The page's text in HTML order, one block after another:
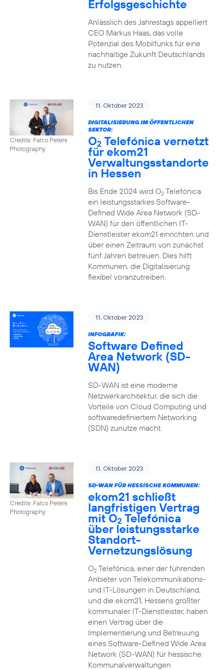
Erfolgsgeschichte
Anlässlich des Jahrestags appelliert
CEO Markus Haas, das volle
Potenzial des Mobilfunks für eine
nachhaltige Zukunft Deutschlands
zu nutzen.
Credits: Falco Peters
Photography
11. Oktober 2023
DIGITALISIERUNG IM ÖFFENTLICHEN
SEKTOR:
O2 Telefónica vernetzt
für ekom21
Verwaltungsstandorte
in Hessen
Bis Ende 2024 wird O2Telefónica
ein leistungsstarkes Software-
Defined Wide Area Network (SD-
WAN) für den öffentlichen IT-
Dienstleister ekom21 einrichten und
über einen Zeitraum von zunächst
fünf Jahren betreuen. Dies hilft
Kommunen, die Digitalisierung
flexibel voranzutreiben.
11. Oktober 2023
INFOGRAFIK:
Software Defined
Area Network (SD-
WAN)
SD-WAN ist eine moderne
Netzwerkarchitektur, die sich die
Vorteile von Cloud Computing und
softwaredefiniertem Networking
(SDN) zunutze macht.
Credits: Falco Peters
Photography
11. Oktober 2023
SD-WAN FÜR HESSISCHE KOMMUNEN:
ekom21 schließt
langfristigen Vertrag
mit O2 Telefónica
über leistungsstarke
Standort-
Vernetzungslösung
O2Telefónica, einer der führenden
Anbieter von Telekommunikations-
und IT-Lösungen in Deutschland,
und die ekom21, Hessens größter
kommunaler IT-Dienstleister, haben
einen Vertrag über die
Implementierung und Betreuung
eines Software-Defined Wide Area
Network (SD-WAN) für hessische
Kommunalverwaltungen